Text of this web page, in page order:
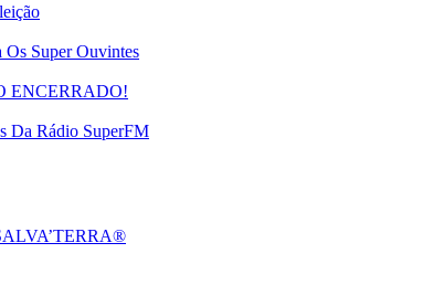
Super Ouvintes
ENCERRADO!
Da Rádio SuperFM